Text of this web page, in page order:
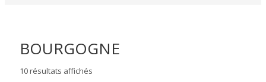
BOURGOGNE
10 résultats affichés